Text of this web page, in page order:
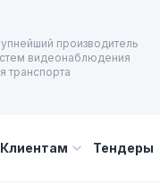
производитель
видеонаблюдения
транспорта
Клиентам Тендеры